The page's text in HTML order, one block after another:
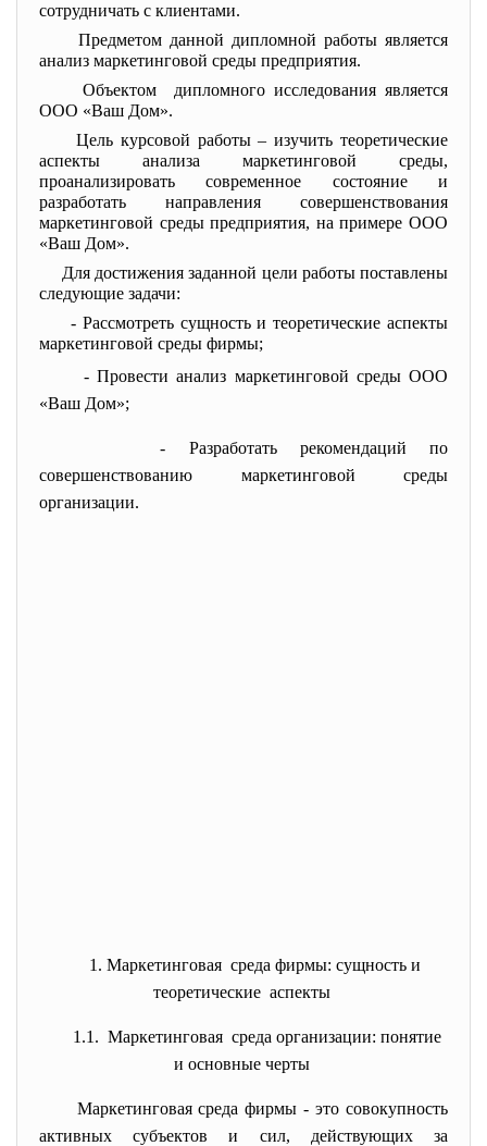
сотрудничать с клиентами.
Предметом данной дипломной работы является
анализ маркетинговой среды предприятия.
Объектом дипломного исследования является
ООО «Ваш Дом».
Цель курсовой работы – изучить теоретические
аспекты анализа маркетинговой среды,
проанализировать современное состояние и
разработать направления совершенствования
маркетинговой среды предприятия, на примере ООО
«Ваш Дом».
Для достижения заданной цели работы поставлены
следующие задачи:
- Рассмотреть сущность и теоретические аспекты
маркетинговой среды фирмы;
- Провести анализ маркетинговой среды ООО
«Ваш Дом»;
- Разработать рекомендаций по
совершенствованию маркетинговой среды
организации.
1. Маркетинговая среда фирмы: сущность и
теоретические аспекты
1.1. Маркетинговая среда организации: понятие
и основные черты
Маркетинговая среда фирмы - это совокупность
активных субъектов и сил, действующих за